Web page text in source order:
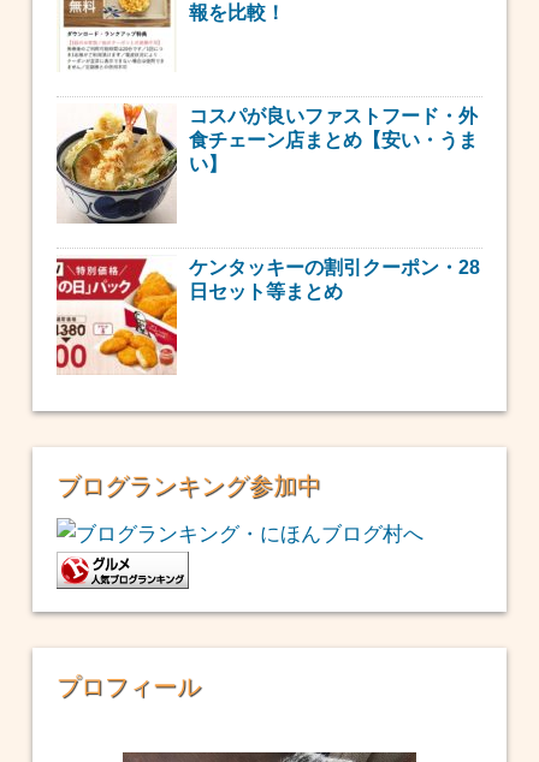
報を比較！
コスパが良いファストフード・外
食チェーン店まとめ【安い・うま
い】
ケンタッキーの割引クーポン・28
日セット等まとめ
ブログランキング参加中
プロフィール